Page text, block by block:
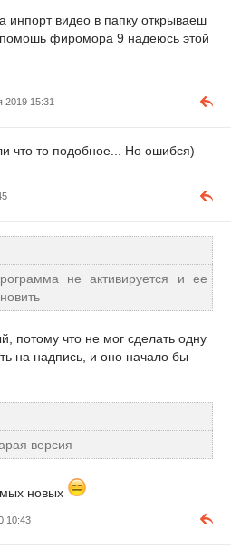
инпорт видео в папку открываеш
фиромора 9 надеюсь этой
2019 15:31
что то подобное... Но ошибся)
не активируется и ее
потому что не мог сделать одну
на надпись, и оно начало бы
версия
новых
10:43